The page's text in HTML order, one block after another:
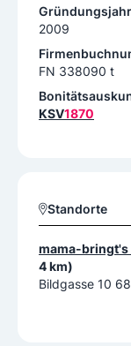
Gründungsjahr
2009
FN 338090 t
KSV1870
Standorte
mama-bringt's
4 km)
Bildgasse 10